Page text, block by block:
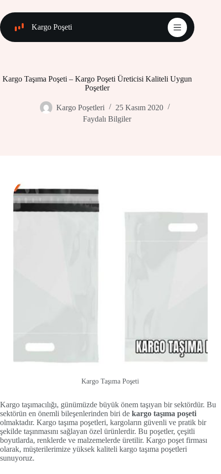
content
Kargo Poşeti
Kargo Taşıma Poşeti – Kargo Poşeti Üreticisi Kaliteli Uygun
Poşetler
Kargo Poşetleri
25 Kasım 2020
Faydalı Bilgiler
Kargo Taşıma Poşeti
Kargo taşımacılığı, günümüzde büyük önem taşıyan bir sektördür. Bu
sektörün en önemli bileşenlerinden biri de kargo taşıma poşeti
olmaktadır. Kargo taşıma poşetleri, kargoların güvenli ve pratik bir
şekilde taşınmasını sağlayan özel ürünlerdir. Bu poşetler, çeşitli
boyutlarda, renklerde ve malzemelerde üretilir. Kargo poşet firması
olarak, müşterilerimize yüksek kaliteli kargo taşıma poşetleri
sunuyoruz.